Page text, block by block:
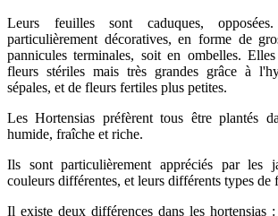
Leurs feuilles sont caduques,
particulièrement décoratives, en forme de
pannicules terminales, soit en ombelles.
fleurs stériles mais très grandes grâce à
sépales, et de fleurs fertiles plus petites.
Les Hortensias préfèrent tous être plantés
humide, fraîche et riche.
Ils sont particulièrement appréciés par les
couleurs différentes, et leurs différents types de
Il existe deux différences dans les hortensias